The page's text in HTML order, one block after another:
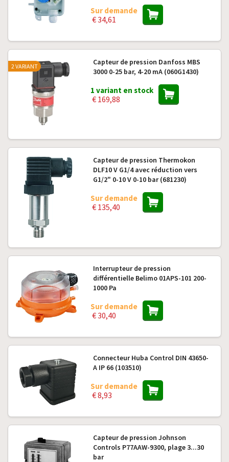
Sur demande
€ 34,61
Capteur de pression Danfoss MBS
3000 0-25 bar, 4-20 mA (060G1430)
1 variant en stock
€ 169,88
2 VARIANT
Capteur de pression Thermokon
DLF10 V G1/4 avec réduction vers
G1/2" 0-10 V 0-10 bar (681230)
Sur demande
€ 135,40
Interrupteur de pression
différentielle Belimo 01APS-101 200-
1000 Pa
Sur demande
€ 30,40
Connecteur Huba Control DIN 43650-
A IP 66 (103510)
Sur demande
€ 8,93
Capteur de pression Johnson
Controls P77AAW-9300, plage 3...30
bar